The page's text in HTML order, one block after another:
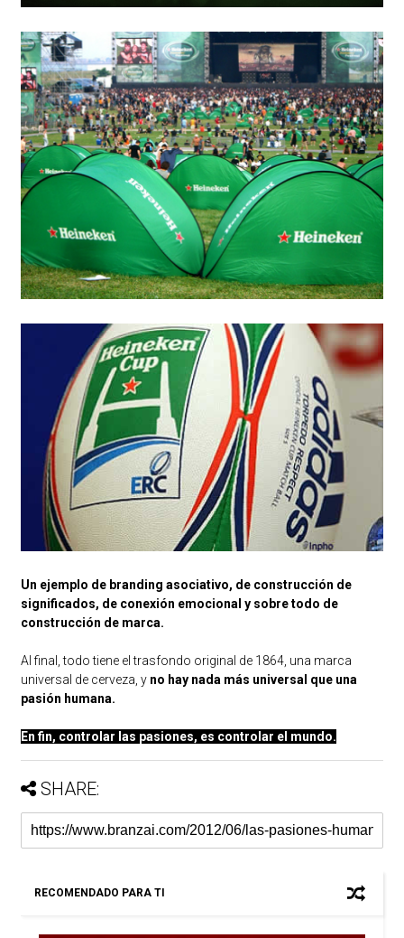
Un ejemplo de branding asociativo, de construcción de
significados, de conexión emocional y sobre todo de
construcción de marca.
Al final, todo tiene el trasfondo original de 1864, una marca
universal de cerveza, y no hay nada más universal que una
pasión humana.
En fin, controlar las pasiones, es controlar el mundo.
SHARE:
RECOMENDADO PARA TI